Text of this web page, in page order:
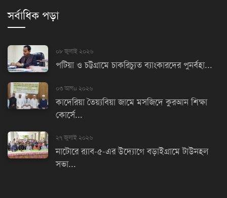
সর্বাধিক পড়া
০৮ জুলাই ২০২৬
পটিয়া ও চট্টগ্রামে চাকরিচ্যুত ব্যাংকারদের পুনর্বহা...
০৩ আগu ২০২৬
কাদেরিয়া তৈয়্যবিয়া জামে মসজিদে কুরআন শিক্ষা
কোর্সে...
২৭ জুলাই ২০২৬
নাটোরে র‌্যাব-৫-এর উদ্যোগে বড়াইগ্রামে টাউনহল
সভা...